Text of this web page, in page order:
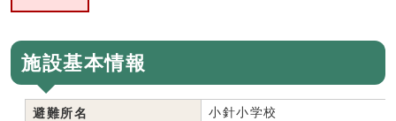
施設基本情報
避難所名 小針小学校